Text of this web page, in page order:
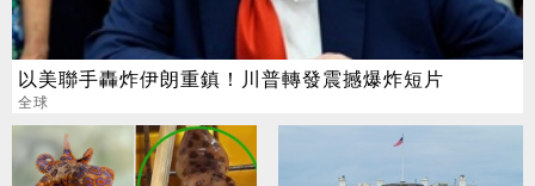
以美聯手轟炸伊朗重鎮！川普轉發震撼爆炸短片
全球